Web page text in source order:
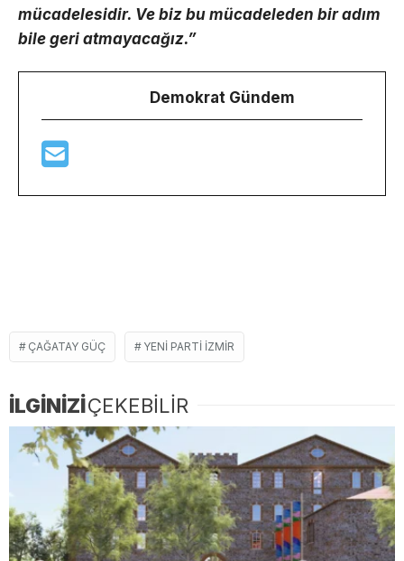
mücadelesidir. Ve biz bu mücadeleden bir adım
bile geri atmayacağız.”
Demokrat Gündem
ÇAĞATAY GÜÇ YENİ PARTI İZMIR
İLGİNİZİÇEKEBİLİR